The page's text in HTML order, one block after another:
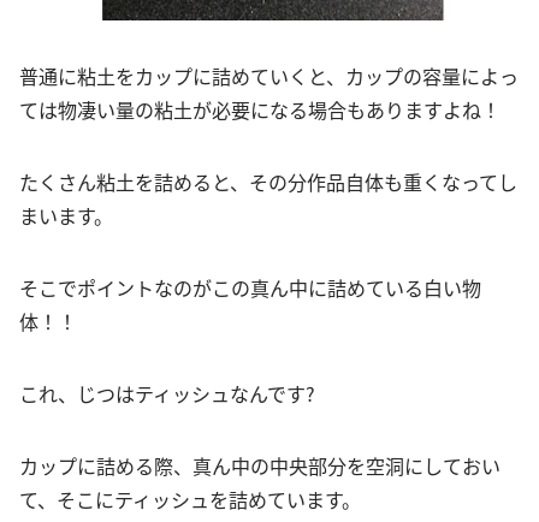
普通に粘土をカップに詰めていくと、カップの容量によっ
ては物凄い量の粘土が必要になる場合もありますよね！
たくさん粘土を詰めると、その分作品自体も重くなってし
まいます。
そこでポイントなのがこの真ん中に詰めている白い物
体！！
これ、じつはティッシュなんです?
カップに詰める際、真ん中の中央部分を空洞にしておい
て、そこにティッシュを詰めています。